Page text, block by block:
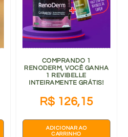
COMPRANDO 1
RENODERM, VOCÊ GANHA
1 REVIBELLE
INTEIRAMENTE GRÁTIS!
R$126,15
ADICIONAR AO
CARRINHO